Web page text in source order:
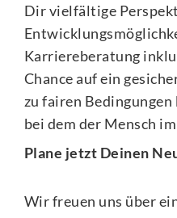
Dir vielfältige
Karriereberatung
Chance auf ein
zu fairen
bei dem der Mensch
Plane jetzt Deinen
Wir freuen uns über